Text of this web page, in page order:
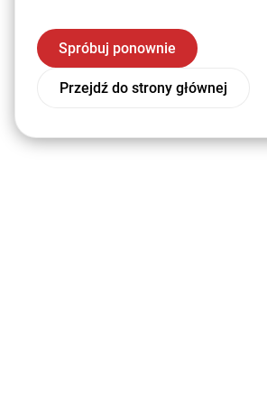
Spróbuj ponownie
Przejdź do strony głównej